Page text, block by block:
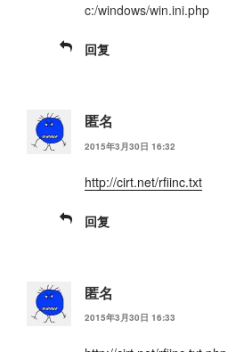
c:/windows/win.ini.php
回复
匿名
2015年3月30日 16:32
http://cirt.net/rfiinc.txt
回复
匿名
2015年3月30日 16:33